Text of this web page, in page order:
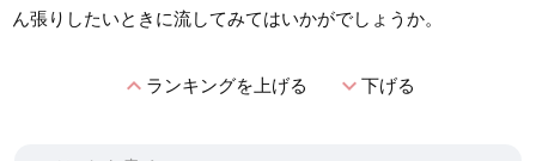
ん張りしたいときに流してみてはいかがでしょうか。
expand_lessランキングを上げる expand_more下げる